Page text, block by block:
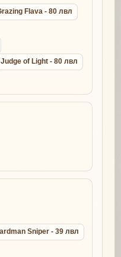
Flava - 80 лвл
Judge of Light - 80 лвл
Sniper - 39 лвл